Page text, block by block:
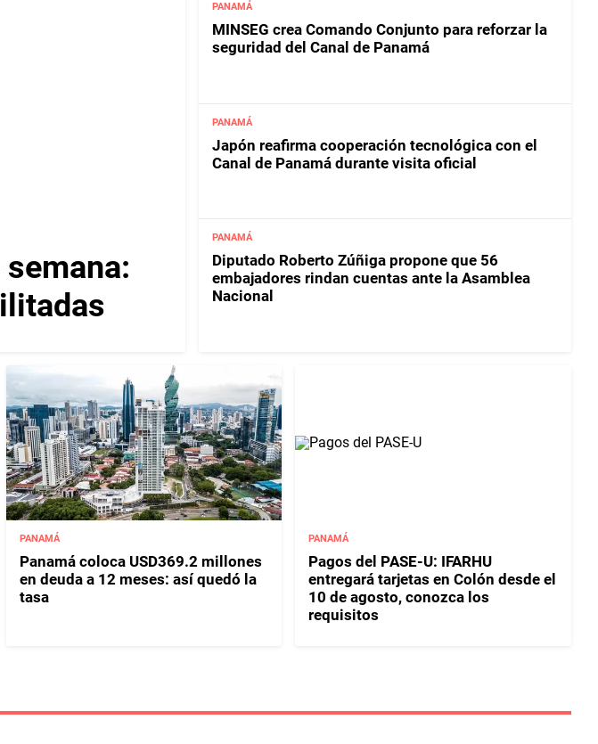
PANAMÁ
MINSEG crea Comando Conjunto para reforzar la
seguridad del Canal de Panamá
PANAMÁ
Japón reafirma cooperación tecnológica con el
Canal de Panamá durante visita oficial
PANAMÁ
Diputado Roberto Zúñiga propone que 56
embajadores rindan cuentas ante la Asamblea
Nacional
PANAMÁ
Panamá coloca USD369.2 millones
en deuda a 12 meses: así quedó la
tasa
PANAMÁ
Pagos del PASE-U: IFARHU
entregará tarjetas en Colón desde el
10 de agosto, conozca los
requisitos